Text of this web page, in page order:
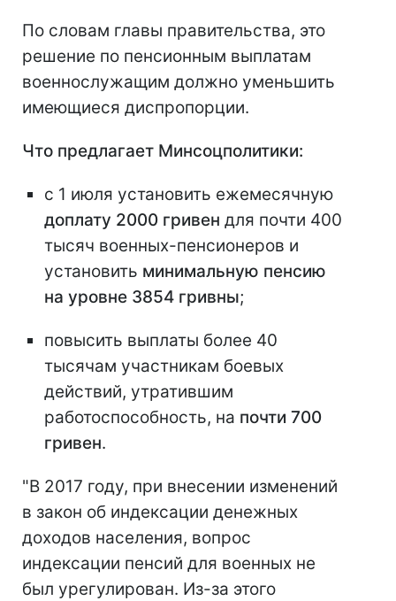
По словам главы правительства, это
решение по пенсионным выплатам
военнослужащим должно уменьшить
имеющиеся диспропорции.
Что предлагает Минсоцполитики:
с 1 июля установить ежемесячную
доплату 2000 гривен для почти 400
тысяч военных-пенсионеров и
установить минимальную пенсию
на уровне 3854 гривны;
повысить выплаты более 40
тысячам участникам боевых
действий, утратившим
работоспособность, на почти 700
гривен.
"В 2017 году, при внесении изменений
в закон об индексации денежных
доходов населения, вопрос
индексации пенсий для военных не
был урегулирован. Из-за этого